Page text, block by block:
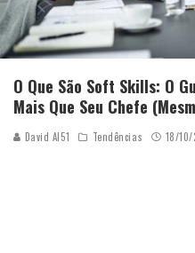
O Que São Soft Skills: O
Mais Que Seu Chefe
David AI51 Tendências 18/10/